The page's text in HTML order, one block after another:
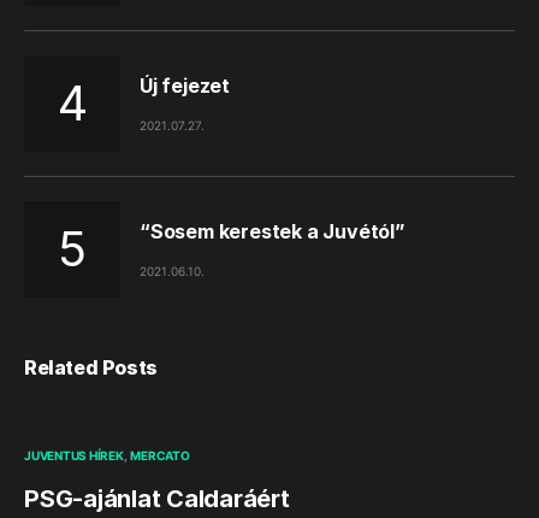
Új fejezet
2021.07.27.
“Sosem kerestek a Juvétól”
2021.06.10.
Related Posts
JUVENTUS HÍREK MERCATO
PSG-ajánlat Caldaráért